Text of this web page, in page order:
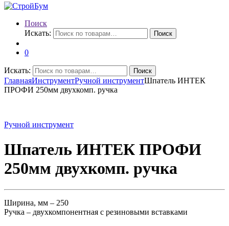
Поиск
Искать:
Поиск
0
Искать: Поиск
ГлавнаяИнструментРучной инструментШпатель ИНТЕК
ПРОФИ 250мм двухкомп. ручка
Ручной инструмент
Шпатель ИНТЕК ПРОФИ
250мм двухкомп. ручка
Ширина, мм – 250
Ручка – двухкомпонентная с резиновыми вставками